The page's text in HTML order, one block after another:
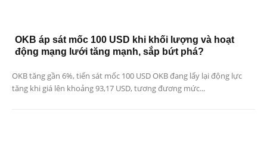
OKB áp sát mốc 100 USD khi khối lượng và hoạt
động mạng lưới tăng mạnh, sắp bứt phá?
OKB tăng gần 6%, tiến sát mốc 100 USD OKB đang lấy lại động lực
tăng khi giá lên khoảng 93,17 USD, tương đương mức...